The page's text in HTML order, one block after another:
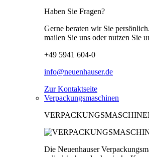
Haben Sie Fragen?
Gerne beraten wir Sie
mailen Sie uns oder nutzen Sie
+49 5941 604-0
info@neuenhauser.de
Zur Kontaktseite
Verpackungsmaschinen
Die Neuenhauser